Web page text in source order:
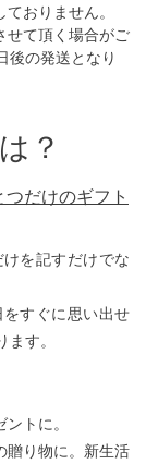
おりません。
せて頂く場合がご
後の発送となり
？
だけのギフト
を記すだけでな
すぐに思い出せ
す。
トに。
贈り物に。新生活